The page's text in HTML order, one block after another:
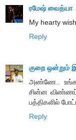
ரமேஷ் வைத்யா
My hearty
Reply
குறை ஒன்றும்
அண்ணே..
சின்ன
பத்திகளில்
Reply